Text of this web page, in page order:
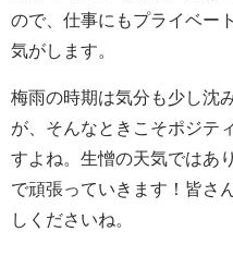
ので、仕事にもプライベー
気がします。
梅雨の時期は気分も少し沈
が、そんなときこそポジテ
すよね。生憎の天気ではあ
で頑張っていきます！皆さ
しくださいね。